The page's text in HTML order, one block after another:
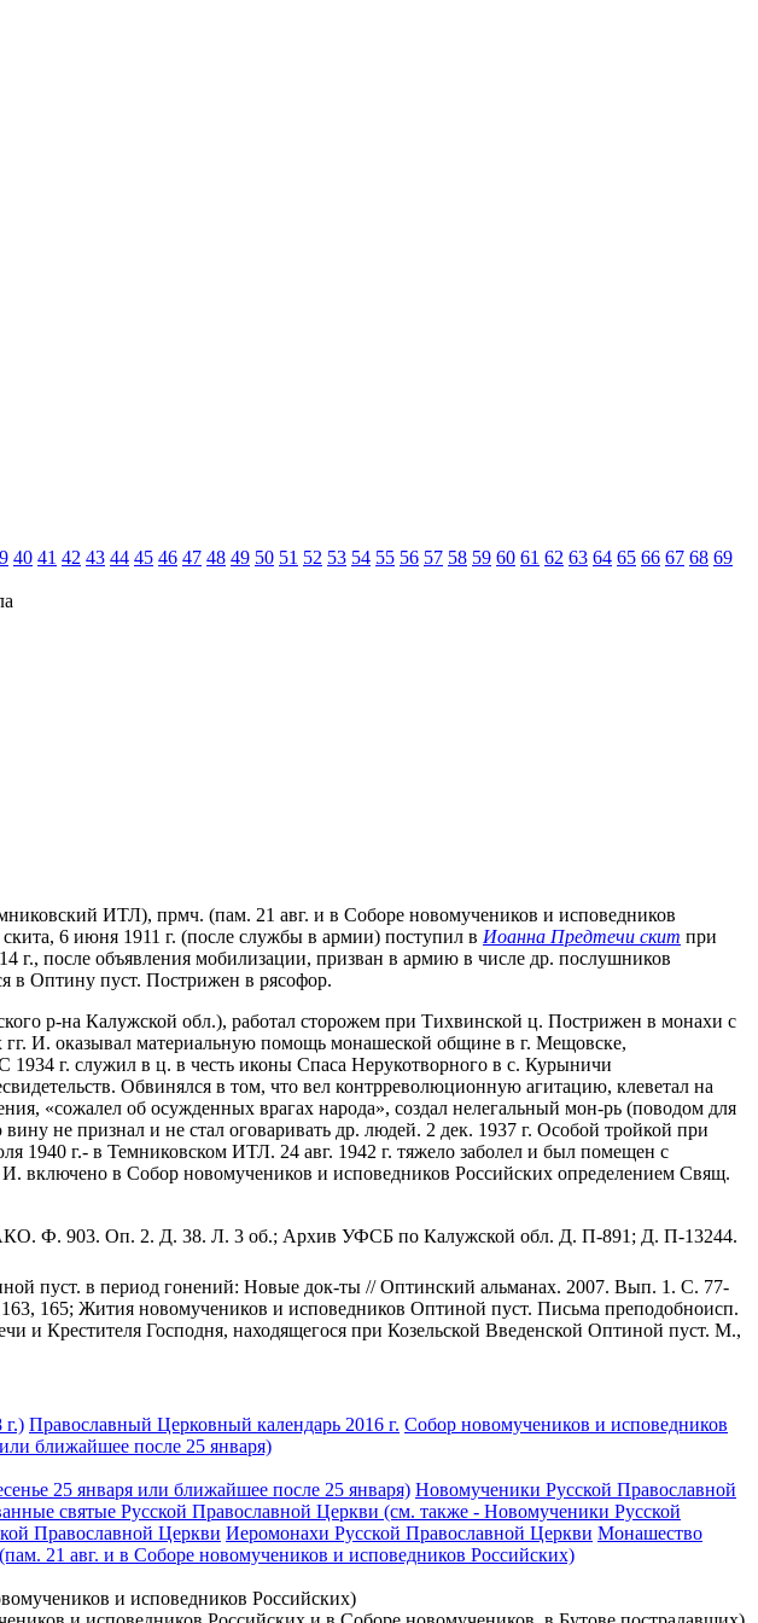
40 41 42 43 44 45 46 47 48 49 50 51 52 53 54 55 56 57 58 59 60 61 62 63 64 65 66 67 68 69
ИТЛ), прмч. (пам. 21 авг. и в Соборе новомучеников и исповедников
6 июня 1911 г. (после службы в армии) поступил в Иоанна Предтечи скит при
после объявления мобилизации, призван в армию в числе др. послушников
в Оптину пуст. Пострижен в рясофор.
р-на Калужской обл.), работал сторожем при Тихвинской ц. Пострижен в монахи с
И. оказывал материальную помощь монашеской общине в г. Мещовске,
г. служил в ц. в честь иконы Спаса Нерукотворного в с. Курыничи
Обвинялся в том, что вел контрреволюционную агитацию, клеветал на
«сожалел об осужденных врагах народа», создал нелегальный мон-рь (поводом для
не признал и не стал оговаривать др. людей. 2 дек. 1937 г. Особой тройкой при
г.- в Темниковском ИТЛ. 24 авг. 1942 г. тяжело заболел и был помещен с
включено в Собор новомучеников и исповедников Российских определением Свящ.
Ф. 903. Оп. 2. Д. 38. Л. 3 об.; Архив УФСБ по Калужской обл. Д. П-891; Д. П-13244.
пуст. в период гонений: Новые док-ты // Оптинский альманах. 2007. Вып. 1. С. 77-
165; Жития новомучеников и исповедников Оптиной пуст. Письма преподобноисп.
и Крестителя Господня, находящегося при Козельской Введенской Оптиной пуст. М.,
г.) Православный Церковный календарь 2016 г. Собор новомучеников и исповедников
ближайшее после 25 января)
25 января или ближайшее после 25 января) Новомученики Русской Православной
святые Русской Православной Церкви (см. также - Новомученики Русской
Православной Церкви Иеромонахи Русской Православной Церкви Монашество
21 авг. и в Соборе новомучеников и исповедников Российских)
и исповедников Российских)